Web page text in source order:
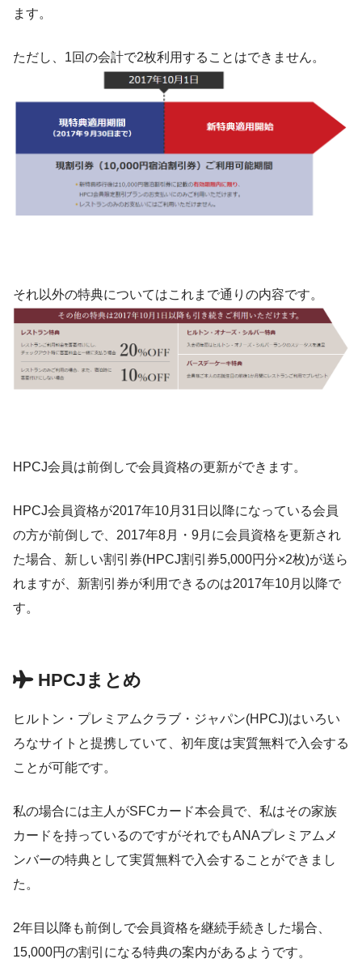
ます。
ただし、1回の会計で2枚利用することはできません。
それ以外の特典についてはこれまで通りの内容です。
HPCJ会員は前倒しで会員資格の更新ができます。
HPCJ会員資格が2017年10月31日以降になっている会員
の方が前倒しで、2017年8月・9月に会員資格を更新され
た場合、新しい割引券(HPCJ割引券5,000円分×2枚)が送ら
れますが、新割引券が利用できるのは2017年10月以降で
す。
HPCJまとめ
ヒルトン・プレミアムクラブ・ジャパン(HPCJ)はいろい
ろなサイトと提携していて、初年度は実質無料で入会する
ことが可能です。
私の場合には主人がSFCカード本会員で、私はその家族
カードを持っているのですがそれでもANAプレミアムメ
ンバーの特典として実質無料で入会することができまし
た。
2年目以降も前倒しで会員資格を継続手続きした場合、
15,000円の割引になる特典の案内があるようです。